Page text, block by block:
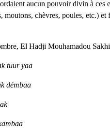
aucun pouvoir divin à ces
moutons, chèvres, poules, etc.)
El Hadji Mouhamadou
tuur yaa
démbaa